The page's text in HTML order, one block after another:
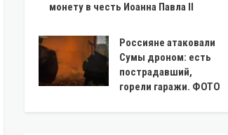
монету в честь Иоанна Павла II
Россияне атаковали
Сумы дроном: есть
пострадавший,
горели гаражи. ФОТО